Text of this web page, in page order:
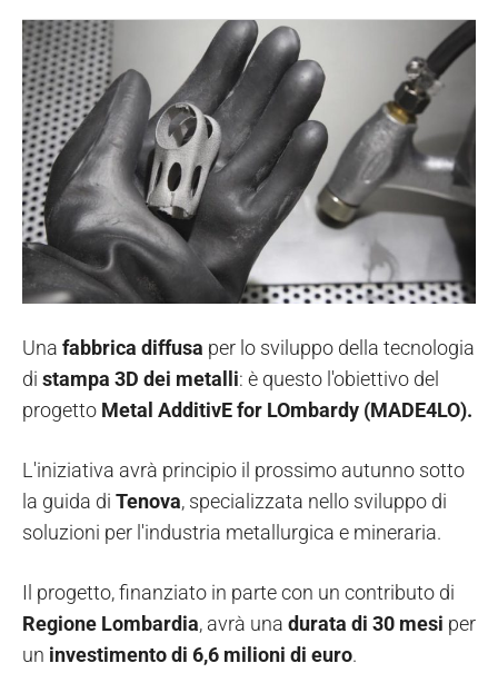
Una fabbrica diffusa per lo sviluppo della tecnologia
di stampa 3D dei metalli: è questo l'obiettivo del
progetto Metal AdditivE for LOmbardy (MADE4LO).
L'iniziativa avrà principio il prossimo autunno sotto
la guida di Tenova, specializzata nello sviluppo di
soluzioni per l'industria metallurgica e mineraria.
Il progetto, finanziato in parte con un contributo di
Regione Lombardia, avrà una durata di 30 mesi per
un investimento di 6,6 milioni di euro.